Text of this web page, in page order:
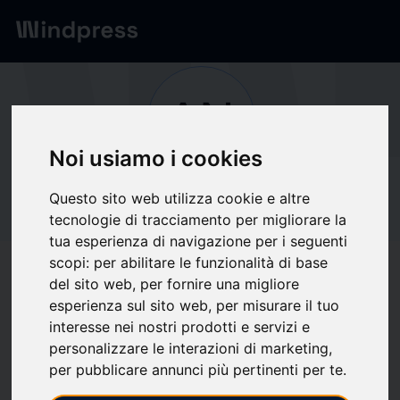
Noi usiamo i cookies
Questo sito web utilizza cookie e altre
tecnologie di tracciamento per migliorare la
tua esperienza di navigazione per i seguenti
scopi: per abilitare le funzionalità di base
del sito web, per fornire una migliore
esperienza sul sito web, per misurare il tuo
interesse nei nostri prodotti e servizi e
personalizzare le interazioni di marketing,
per pubblicare annunci più pertinenti per te.
Network/Society
AN
ANYCUBIC
favorite Follow updates
What we write about
Computer hardwareEconomicsInformation TechnologyStart-up